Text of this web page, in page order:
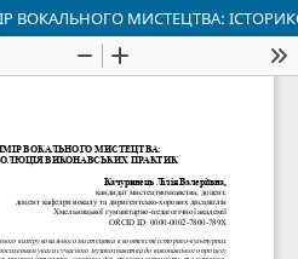
ВОКАЛЬНОГО МИСТЕЦТВА: